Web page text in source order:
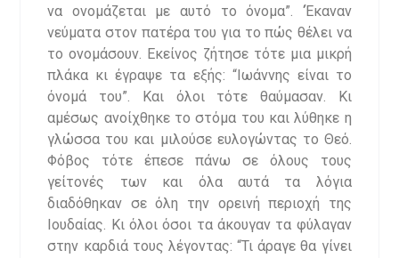
να ονομάζεται με αυτό το όνομα”. ‘Έκαναν
νεύματα στον πατέρα του για το πώς θέλει να
το ονομάσουν. Εκείνος ζήτησε τότε μια μικρή
πλάκα κι έγραψε τα εξής: “Ιωάννης είναι το
όνομά του”. Και όλοι τότε θαύμασαν. Κι
αμέσως ανοίχθηκε το στόμα του και λύθηκε η
γλώσσα του και μιλούσε ευλογώντας το Θεό.
Φόβος τότε έπεσε πάνω σε όλους τους
γείτονές των και όλα αυτά τα λόγια
διαδόθηκαν σε όλη την ορεινή περιοχή της
Ιουδαίας. Κι όλοι όσοι τα άκουγαν τα φύλαγαν
στην καρδιά τους λέγοντας: “Τι άραγε θα γίνει